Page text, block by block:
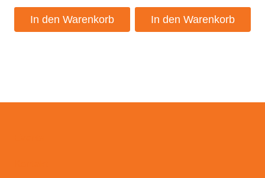
In den Warenkorb In den Warenkorb